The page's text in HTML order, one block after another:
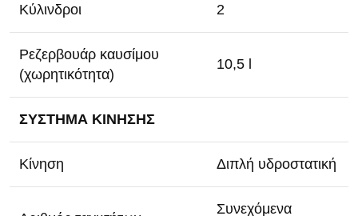
Κύλινδροι 2
Ρεζερβουάρ καυσίμου
(χωρητικότητα)
10,5 l
ΣΥΣΤΗΜΑ ΚΙΝΗΣΗΣ
Κίνηση Διπλή υδροστατική
Συνεχόμενα